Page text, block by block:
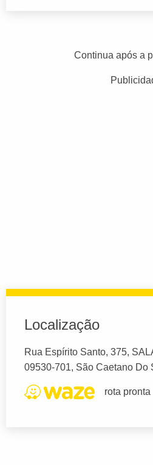
Continua após a
Localização
Rua Espírito Santo, 375,
09530-701, São Caetano Do
rota pronta